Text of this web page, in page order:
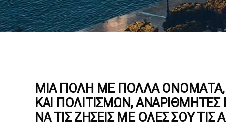
ΜΙΑ ΠΌΛΗ ΜΕ ΠΟΛΛΆ ΟΝΌΜΑΤΑ,
ΚΑΙ ΠΟΛΙΤΙΣΜΏΝ,
ΝΑ ΤΙΣ ΖΉΣΕΙΣ ΜΕ ΌΛΕΣ ΣΟΥ ΤΙΣ